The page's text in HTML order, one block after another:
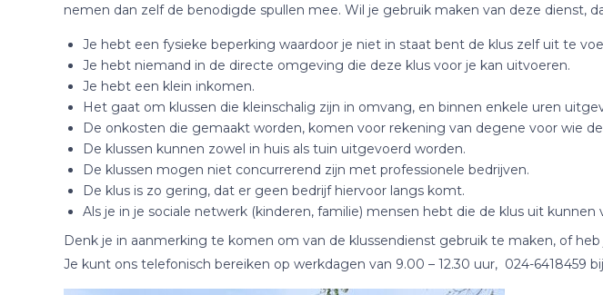
nemen dan zelf de benodigde spullen mee. Wil je gebruik maken van deze dienst,
Je hebt een fysieke beperking waardoor je niet in staat bent de klus zelf uit te
Je hebt niemand in de directe omgeving die deze klus voor je kan uitvoeren.
Je hebt een klein inkomen.
Het gaat om klussen die kleinschalig zijn in omvang, en binnen enkele uren
De onkosten die gemaakt worden, komen voor rekening van degene voor wie
De klussen kunnen zowel in huis als tuin uitgevoerd worden.
De klussen mogen niet concurrerend zijn met professionele bedrijven.
De klus is zo gering, dat er geen bedrijf hiervoor langs komt.
Als je in je sociale netwerk (kinderen, familie) mensen hebt die de klus uit
Denk je in aanmerking te komen om van de klussendienst gebruik te maken, of
Je kunt ons telefonisch bereiken op werkdagen van 9.00 – 12.30 uur, 024-6418459